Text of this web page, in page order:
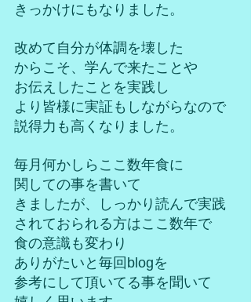
きっかけにもなりました。
改めて自分が体調を壊した
からこそ、学んで来たことや
お伝えしたことを実践し
より皆様に実証もしながらなので
説得力も高くなりました。
毎月何かしらここ数年食に
関しての事を書いて
きましたが、しっかり読んで実践
されておられる方はここ数年で
食の意識も変わり
ありがたいと毎回blogを
参考にして頂いてる事を聞いて